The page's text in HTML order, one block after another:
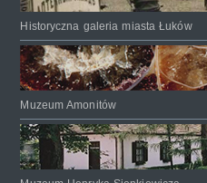
Historyczna galeria miasta Łuków
Muzeum Amonitów